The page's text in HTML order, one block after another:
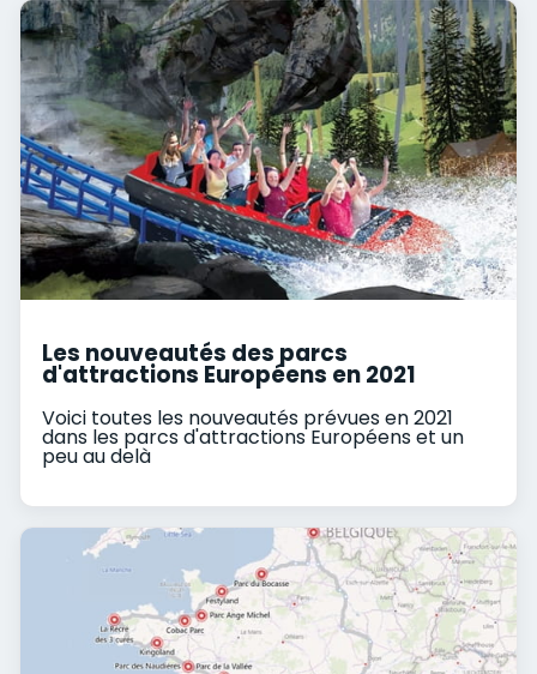
Les nouveautés des parcs
d'attractions Européens en 2021
Voici toutes les nouveautés prévues en 2021
dans les parcs d'attractions Européens et un
peu au delà